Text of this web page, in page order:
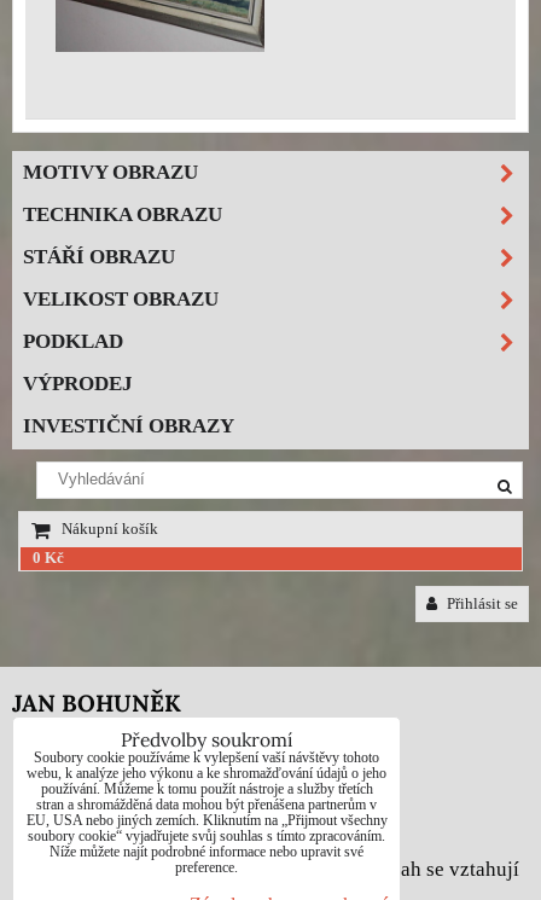
MOTIVY OBRAZU
TECHNIKA OBRAZU
STÁŘÍ OBRAZU
VELIKOST OBRAZU
PODKLAD
VÝPRODEJ
INVESTIČNÍ OBRAZY
Nákupní košík
0 Kč
Přihlásit se
JAN BOHUNĚK
Telefon: +420725021832
e-mail: 1jab@seznam.cz
web: www.prodej-obrazy.eu
© Jan Bohuněk - Na všechny fotografie a obsah se vztahují
Předvolby soukromí
Soubory cookie používáme k vylepšení vaší návštěvy tohoto
webu, k analýze jeho výkonu a ke shromažďování údajů o jeho
používání. Můžeme k tomu použít nástroje a služby třetích
stran a shromážděná data mohou být přenášena partnerům v
EU, USA nebo jiných zemích. Kliknutím na „Přijmout všechny
soubory cookie“ vyjadřujete svůj souhlas s tímto zpracováním.
Níže můžete najít podrobné informace nebo upravit své
preference.